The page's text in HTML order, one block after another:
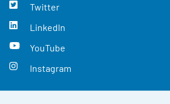
Twitter
LinkedIn
YouTube
Instagram